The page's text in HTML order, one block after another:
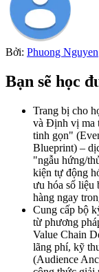
Bởi: Phuong Nguyen
Bạn sẽ học
Trang bị cho
và Định vị ma
tinh gọn"
Blueprint) –
"ngẫu hứng/
kiện tự động
ưu hóa số liệu
hàng ngay
Cung cấp bộ
từ phương
Value Chain
lãng phí, kỹ
(Audience